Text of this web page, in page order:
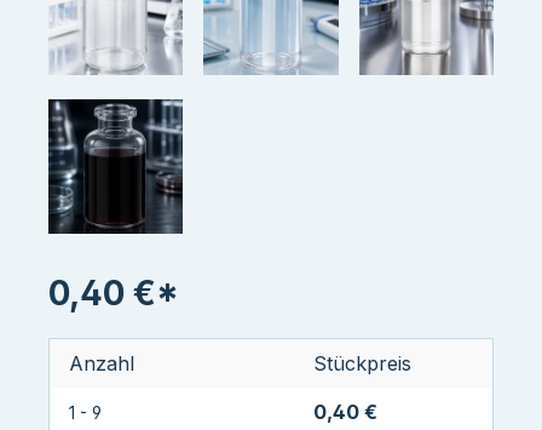
0,40 €*
Anzahl Stückpreis
1 - 9 0,40 €